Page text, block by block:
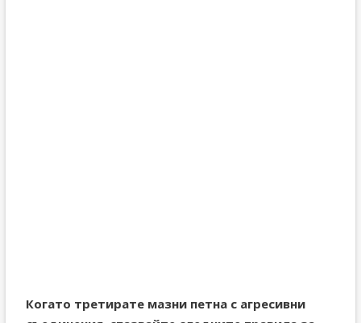
Когато третирате мазни петна с агресивни